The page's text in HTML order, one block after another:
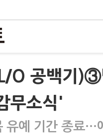
O 공백기
무소식'
유예 기간 종료…